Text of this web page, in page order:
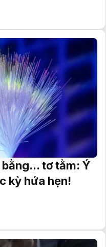
tơ tằm: Ý
kỳ hứa hẹn!